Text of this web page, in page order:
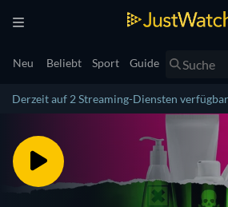
Neu Beliebt Sport Guide
Derzeit auf 2 Streaming-Diensten